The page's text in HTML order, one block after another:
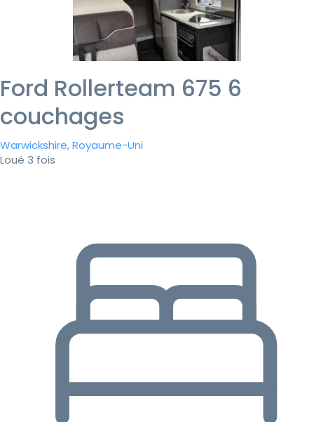
Ford Rollerteam 675 6
couchages
Warwickshire, Royaume-Uni
Loué 3 fois